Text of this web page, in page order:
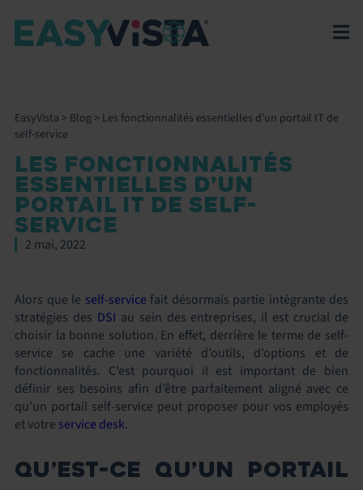
EasyVista > Blog> Les fonctionnalités essentielles d’un portail IT de
self-service
LES FONCTIONNALITÉS
ESSENTIELLES D’UN
PORTAIL IT DE SELF-
SERVICE
2 mai, 2022
Alors que le self-service fait désormais partie intégrante des
stratégies des DSI au sein des entreprises, il est crucial de
choisir la bonne solution. En effet, derrière le terme de self-
service se cache une variété d’outils, d’options et de
fonctionnalités. C’est pourquoi il est important de bien
définir ses besoins afin d’être parfaitement aligné avec ce
qu’un portail self-service peut proposer pour vos employés
et votre service desk.
QU’EST-CE QU’UN PORTAIL